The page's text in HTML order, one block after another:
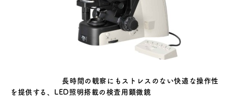
長時間の観察にもストレスのない快適な操作性
を提供する、LED照明搭載の検査用顕微鏡